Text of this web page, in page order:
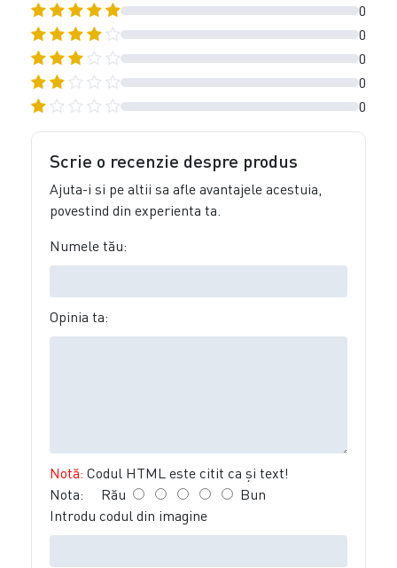
0
0
0
0
0
Scrie o recenzie despre produs
Ajuta-i si pe altii sa afle avantajele acestuia,
povestind din experienta ta.
Numele tău:
Opinia ta:
Notă: Codul HTML este citit ca şi text!
Nota: Rău
Bun
Introdu codul din imagine